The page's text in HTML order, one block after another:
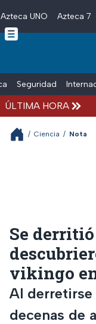
Skip to main content
Azteca UNO Azteca 7
Seguridad
ÚLTIMA HORA
/ Ciencia / Nota
Se
vikingo
Al derretirse
decenas de